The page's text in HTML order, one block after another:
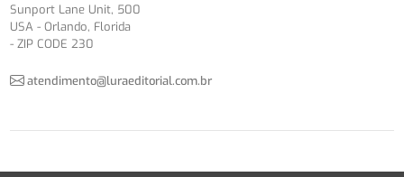
Sunport Lane Unit, 500
USA - Orlando, Florida
- ZIP CODE 230
atendimento@luraeditorial.com.br